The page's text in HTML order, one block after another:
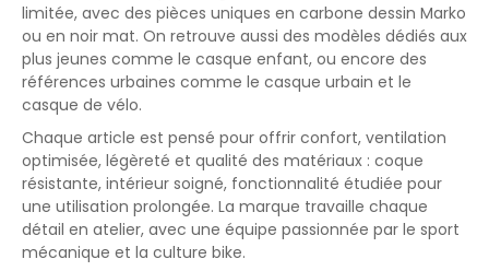
limitée, avec des pièces uniques en carbone dessin Marko
ou en noir mat. On retrouve aussi des modèles dédiés aux
plus jeunes comme le casque enfant, ou encore des
références urbaines comme le casque urbain et le
casque de vélo.
Chaque article est pensé pour offrir confort, ventilation
optimisée, légèreté et qualité des matériaux : coque
résistante, intérieur soigné, fonctionnalité étudiée pour
une utilisation prolongée. La marque travaille chaque
détail en atelier, avec une équipe passionnée par le sport
mécanique et la culture bike.